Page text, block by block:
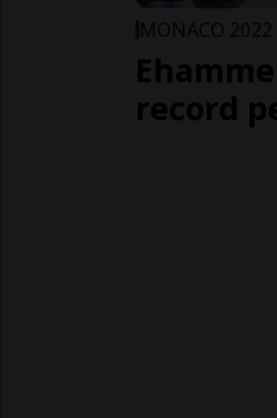
MONACO 2022
record